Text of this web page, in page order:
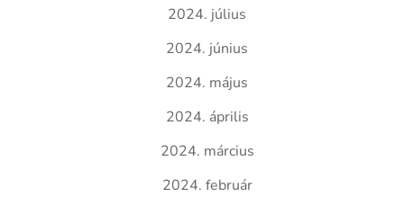
2024. július
2024. június
2024. május
2024. április
2024. március
2024. február